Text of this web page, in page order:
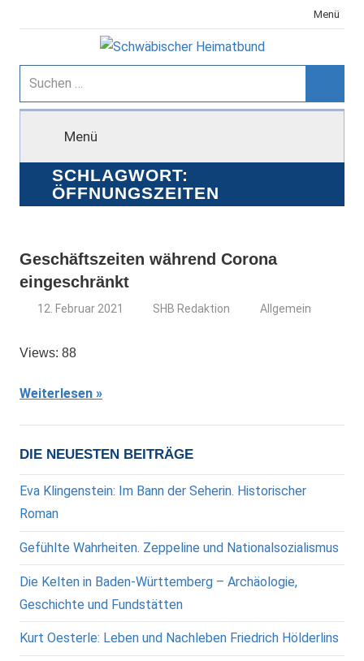
Inhalt
Menü
Schwäbischer
Heimatbund
Suchen
nach:
Menü
SCHLAGWORT:
ÖFFNUNGSZEITEN
Geschäftszeiten während Corona
eingeschränkt
12. Februar 2021 SHB Redaktion Allgemein
Views: 88
Weiterlesen
DIE NEUESTEN BEITRÄGE
Eva Klingenstein: Im Bann der Seherin. Historischer
Roman
Gefühlte Wahrheiten. Zeppeline und Nationalsozialismus
Die Kelten in Baden-Württemberg – Archäologie,
Geschichte und Fundstätten
Kurt Oesterle: Leben und Nachleben Friedrich Hölderlins